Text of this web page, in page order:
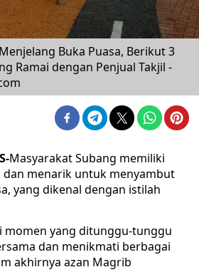
Buka Puasa, Berikut 3
Ramai dengan Penjual Takjil -
Masyarakat Subang memiliki
dan menarik untuk menyambut
yang dikenal dengan istilah
momen yang ditunggu-tunggu
dan menikmati berbagai
akhirnya azan Magrib